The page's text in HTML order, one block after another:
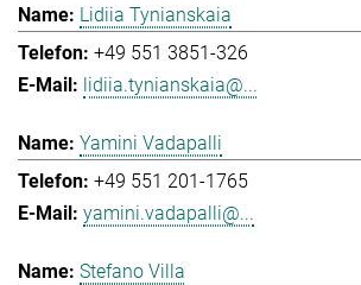
Lidiia Tynianskaia
+49 551 3851-326
lidiia.tynianskaia@...
Yamini Vadapalli
+49 551 201-1765
yamini.vadapalli@...
Stefano Villa